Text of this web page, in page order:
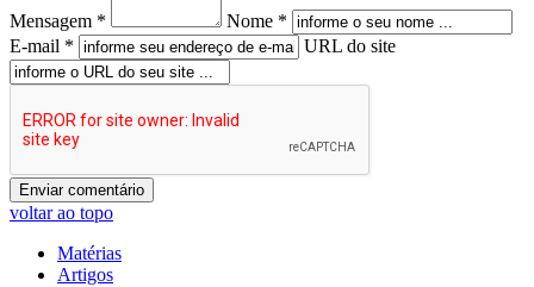
Mensagem *
Nome *
E-mail *
URL do site
voltar ao topo
Matérias
Artigos